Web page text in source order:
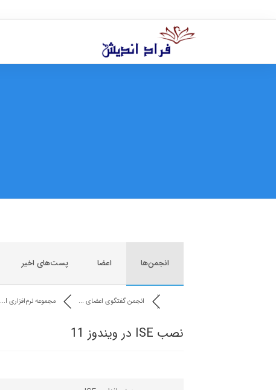
انجمن‌ها اعضا پست‌های اخیر
انجمن گفتگوی اعضای ... مجموعه نرم‌افزاری I...
نصب ISE در ویندوز 11